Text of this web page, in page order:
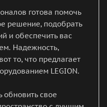
готова помочь
решение, подобрать
и обеспечить вас
Надежность,
то, что предлагает
LEGION.
обновить свое